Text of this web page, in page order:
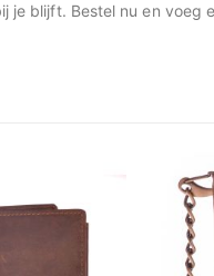
blijft. Bestel nu en voeg